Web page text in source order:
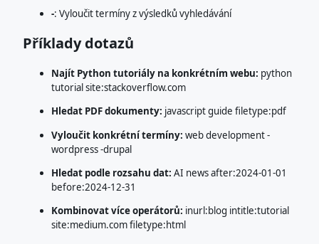
-: Vyloučit termíny z výsledků vyhledávání
Příklady dotazů
Najít Python tutoriály na konkrétním webu: python
tutorial site:stackoverflow.com
Hledat PDF dokumenty: javascript guide filetype:pdf
Vyloučit konkrétní termíny: web development -
wordpress -drupal
Hledat podle rozsahu dat: AI news after:2024-01-01
before:2024-12-31
Kombinovat více operátorů: inurl:blog intitle:tutorial
site:medium.com filetype:html